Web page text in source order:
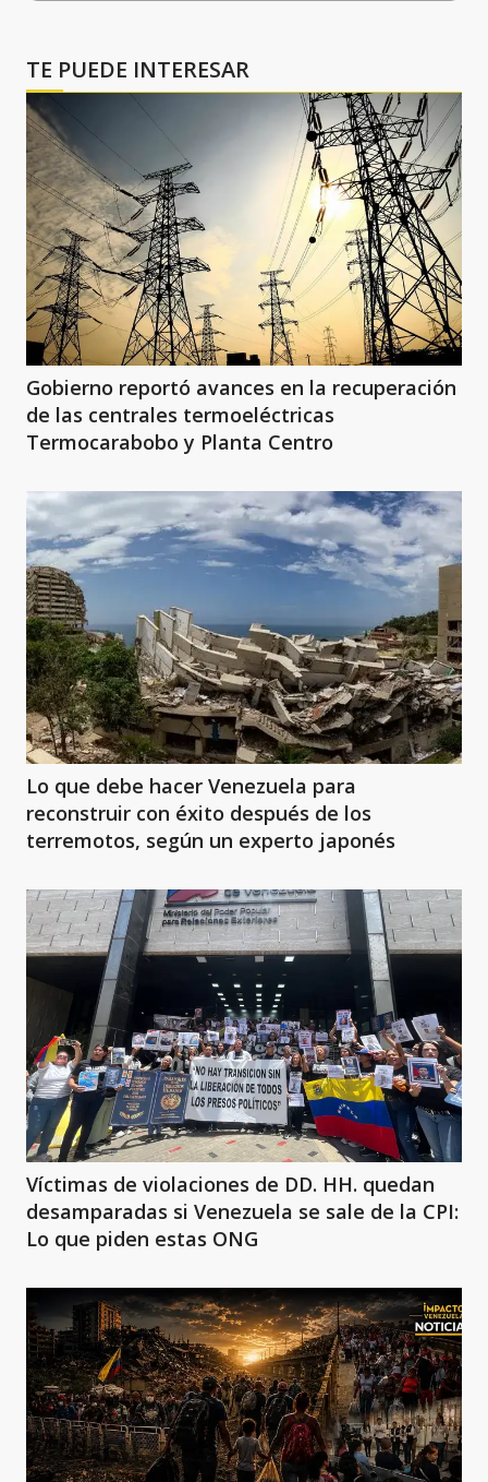
TE PUEDE INTERESAR
Gobierno reportó avances en la recuperación
de las centrales termoeléctricas
Termocarabobo y Planta Centro
Lo que debe hacer Venezuela para
reconstruir con éxito después de los
terremotos, según un experto japonés
Víctimas de violaciones de DD. HH. quedan
desamparadas si Venezuela se sale de la CPI:
Lo que piden estas ONG